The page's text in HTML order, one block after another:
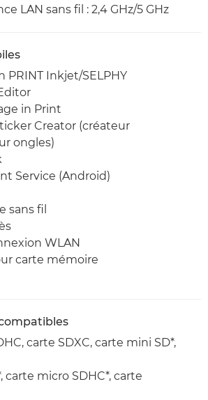
LAN sans fil : 2,4 GHz/5 GHz
PRINT Inkjet/SELPHY
in Print
Creator (créateur
ongles)
Service (Android)
sans fil
WLAN
carte mémoire
carte SDXC, carte mini SD*,
carte micro SDHC*, carte